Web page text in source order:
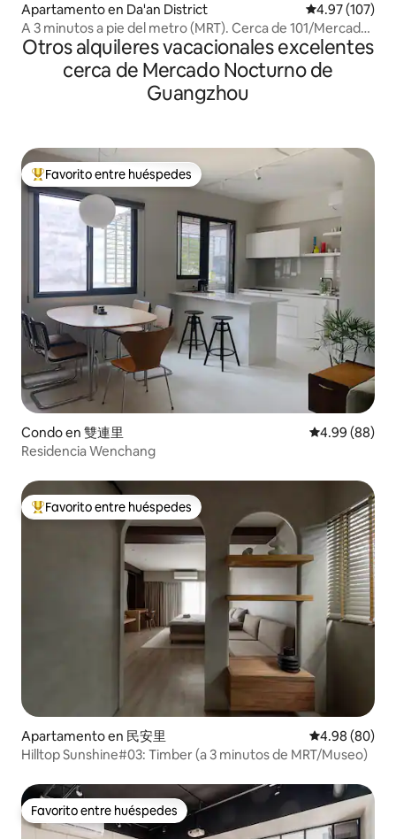
Apartamento en Da'an District Calificación
4.97 (107)
A 3 minutos a pie del metro (MRT). Cerca de 101/Mercado
nocturno
Otros alquileres vacacionales excelentes
cerca de Mercado Nocturno de
Guangzhou
Favorito entre huéspedes preferido
Favorito entre huéspedes
Condo en 雙連里 Calificación
4.99 (88)
Residencia Wenchang
Favorito entre huéspedes preferido
Favorito entre huéspedes
Apartamento en 民安里 Calificación
4.98 (80)
Hilltop Sunshine#03: Timber (a 3 minutos de MRT/Museo)
Favorito entre huéspedes
Favorito entre huéspedes